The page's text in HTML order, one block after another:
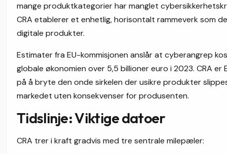
mange produktkategorier har manglet
CRA etablerer et enhetlig, horisontalt rammeverk som
digitale produkter.
Estimater fra EU-kommisjonen anslår at cyberangrep
globale økonomien over 5,5 billioner euro i 2023. CRA er
på å bryte den onde sirkelen der usikre produkter
markedet uten konsekvenser for produsenten.
Tidslinje: Viktige datoer
CRA trer i kraft gradvis med tre sentrale milepæler: